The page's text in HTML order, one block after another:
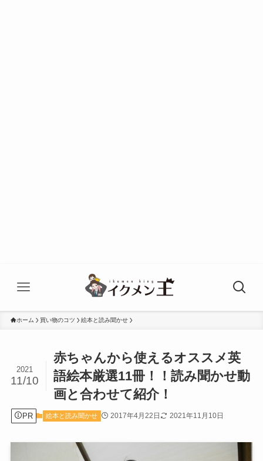
ホーム 買い物のコツ 絵本と読み聞かせ
赤ちゃんから使えるオススメ英
語絵本厳選11冊！！読み聞かせ動
画と合わせて紹介！
2021
11/10
PR 絵本と読み聞かせ 2017年4月22日 2021年11月10日